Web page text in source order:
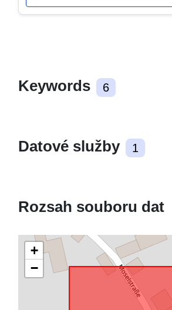
Keywords 6
Datové služby 1
Rozsah souboru dat
+
−